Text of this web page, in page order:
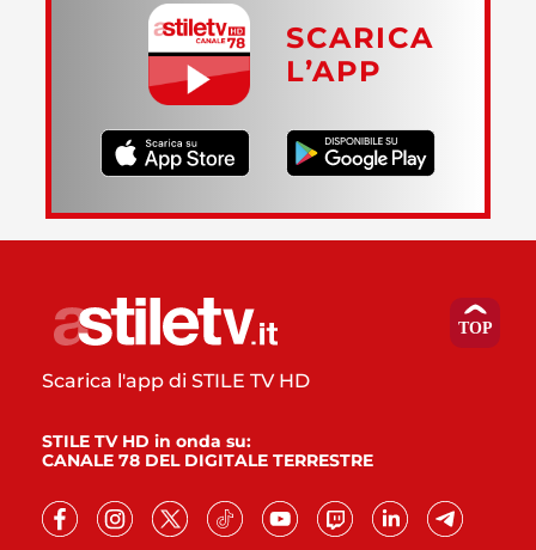
SCARICA
L’APP
Scarica l'app di STILE TV HD
STILE TV HD in onda su:
CANALE 78 DEL DIGITALE TERRESTRE